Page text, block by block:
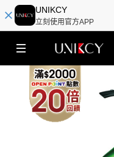
UNIKCY
立刻使用官方APP